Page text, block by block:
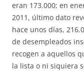
eran 173.000; en
2011, último dato
hace unos días,
de desempleados
recogen a aquellos
la lista o ni siquiera